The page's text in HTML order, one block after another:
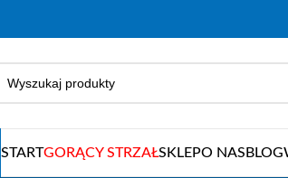
STARTGORĄCY STRZAŁSKLEPO NAS BLOG